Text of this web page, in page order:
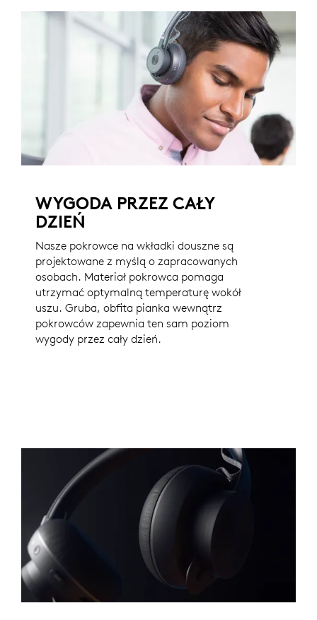
WYGODA PRZEZ CAŁY
DZIEŃ
Nasze pokrowce na wkładki douszne są
projektowane z myślą o zapracowanych
osobach. Materiał pokrowca pomaga
utrzymać optymalną temperaturę wokół
uszu. Gruba, obfita pianka wewnątrz
pokrowców zapewnia ten sam poziom
wygody przez cały dzień.